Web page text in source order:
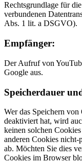
Rechtsgrundlage für
verbundenen
Abs. 1 lit. a DSGVO).
Empfänger:
Der Aufruf von
Google aus.
Speicherdauer
Wer das Speichern
deaktiviert hat, wird
keinen solchen
anderen Cookies nicht-
ab. Möchten Sie dies
Cookies im Browser